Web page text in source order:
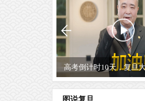
高考倒计时10天，复旦
图说复旦